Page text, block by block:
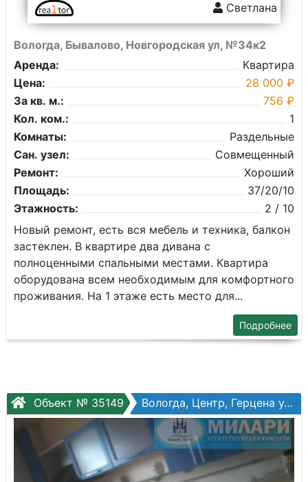
Светлана
Вологда, Бывалово, Новгородская ул, №34к2
Аренда:
Квартира
Цена:
28 000 ₽
За кв. м.:
756 ₽
Кол. ком.:
1
Комнаты:
Раздельные
Сан. узел:
Совмещенный
Ремонт:
Хороший
Площадь:
37/20/10
Этажность:
2 / 10
Нoвый рeмoнт, ecть вcя мeбель и тeхникa, балкон
застeклен. В квартире два дивана с
полноценными спальными местами. Квартира
оборудована всем необходимым для комфортного
проживания. На 1 этаже есть место для...
Подробнее
Объект № 35149 Вологда, Центр, Герцена ул, №115